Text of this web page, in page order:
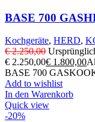
BASE 700
Kochgeräte, HERD,
€2.250,00
€ 2.250,00€ 1.800,00
BASE 700
Add to wishlist
In den Warenkorb
Quick view
-20%